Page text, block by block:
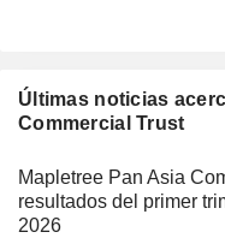
Últimas noticias
Commercial Trust
Mapletree Pan Asia
resultados del primer
2026